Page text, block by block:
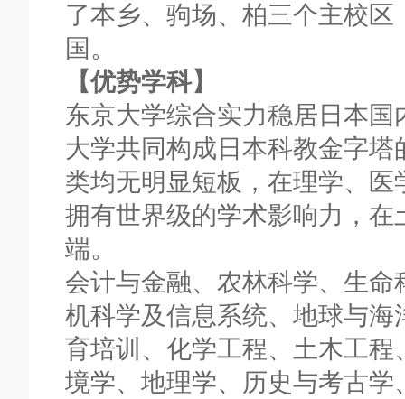
了本乡、驹场、柏三个主校
国。
【优势学科】
东京大学综合实力稳居日本
大学共同构成日本科教金字
类均无明显短板，在理学、
拥有世界级的学术影响力，
端。
会计与金融、农林科学、生
机科学及信息系统、地球与
育培训、化学工程、土木工
境学、地理学、历史与考古